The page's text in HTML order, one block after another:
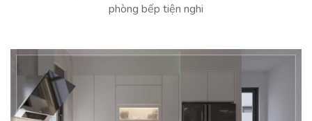
phòng bếp tiện nghi